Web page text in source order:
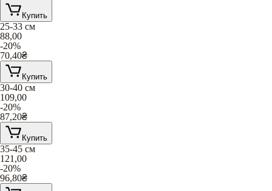
Купить
25-33 см
88,00
-20%
70,40₴
Купить
30-40 cм
109,00
-20%
87,20₴
Купить
35-45 см
121,00
-20%
96,80₴